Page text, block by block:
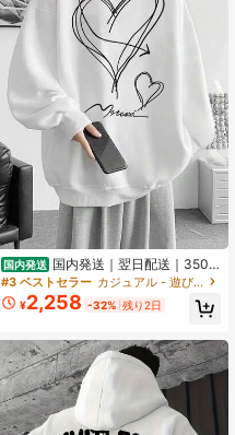
国内発送 国内発送｜翌日配送｜350g
の厚手メンズスウェットシャツ｜大
胆なプリントとスタイリッシュなデ
ザイン！デートにも普段着にもぴっ
#3 ベストセラー カジュアル - 遊び心があってキュート メンズスウェットシャツ
¥2,258 -32% 残り2日